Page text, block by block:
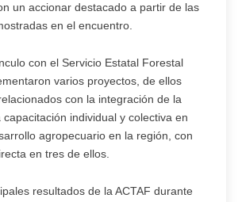
un accionar destacado a partir de las
en el encuentro.
con el Servicio Estatal Forestal
varios proyectos, de ellos
con la integración de la
individual y colectiva en
agropecuario en la región, con
en tres de ellos.
resultados de la ACTAF durante